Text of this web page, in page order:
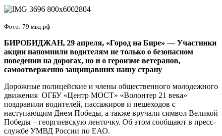
в
Фото: 79.мвд.рф
БИРОБИДЖАН, 29 апреля, «Город на Бире» —Участники
акции напомнили водителям не только о безопасном
поведении на дорогах, но и о героизме ветеранов,
самоотверженно защищавших нашу страну
Дорожные полицейские и члены общественного молодежного
движения ОГБУ «Центр МОСТ» «Волонтер 21 века»
поздравили водителей, пассажиров и пешеходов с
наступающим Днем Победы, а также вручали символ Великой
Победы – георгиевскую ленточку. Об этом сообщают в пресс-
службе УМВД России по ЕАО.